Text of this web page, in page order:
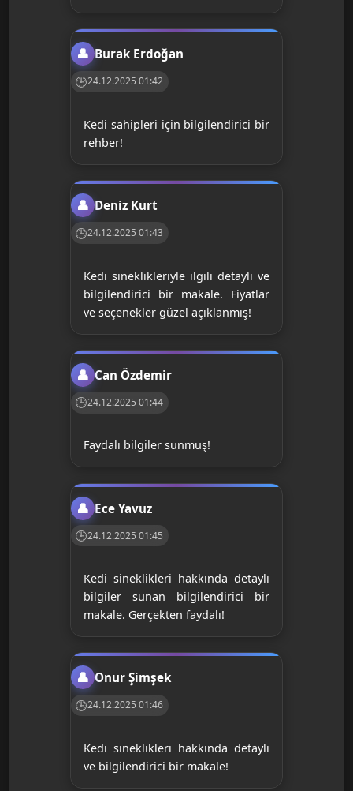
Burak Erdoğan
24.12.2025 01:42
Kedi sahipleri için bilgilendirici bir
rehber!
Deniz Kurt
24.12.2025 01:43
Kedi sineklikleriyle ilgili detaylı ve
bilgilendirici bir makale. Fiyatlar
ve seçenekler güzel açıklanmış!
Can Özdemir
24.12.2025 01:44
Faydalı bilgiler sunmuş!
Ece Yavuz
24.12.2025 01:45
Kedi sineklikleri hakkında detaylı
bilgiler sunan bilgilendirici bir
makale. Gerçekten faydalı!
Onur Şimşek
24.12.2025 01:46
Kedi sineklikleri hakkında detaylı
ve bilgilendirici bir makale!